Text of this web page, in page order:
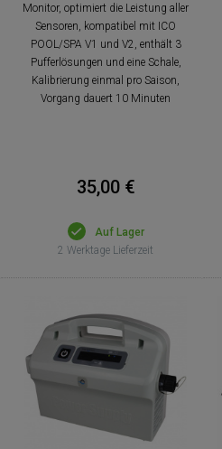
Monitor, optimiert die Leistung aller
Sensoren, kompatibel mit ICO
POOL/SPA V1 und V2, enthält 3
Pufferlösungen und eine Schale,
Kalibrierung einmal pro Saison,
Vorgang dauert 10 Minuten
35,00 €
Auf Lager
2 Werktage Lieferzeit